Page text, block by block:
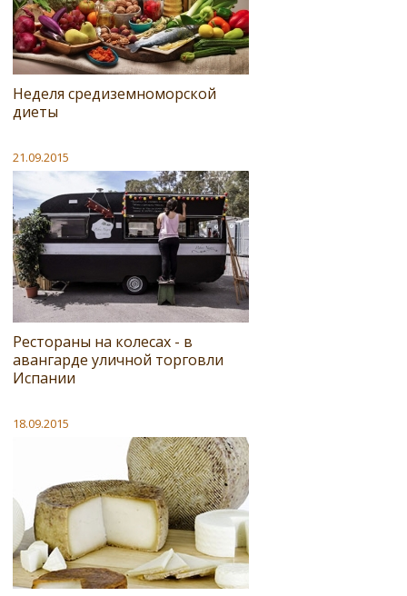
Неделя средиземноморской
диеты
21.09.2015
Рестораны на колесах - в
авангарде уличной торговли
Испании
18.09.2015